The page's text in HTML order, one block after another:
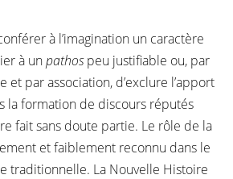
à l’imagination un caractère
à unpathospeu justifiable ou, par
et par association, d’exclure l’apport
la formation de discours réputés
fait sans doute partie. Le rôle de la
et faiblement reconnu dans le
traditionnelle. La Nouvelle Histoire